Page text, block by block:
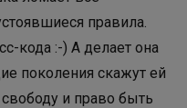
правила.
кода :-) А делает она
поколения скажут ей
и право быть